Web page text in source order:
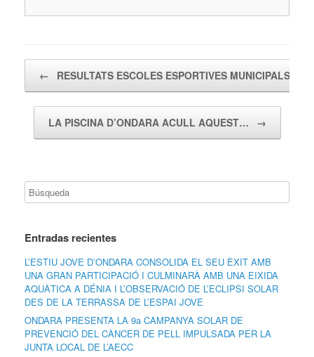
← RESULTATS ESCOLES ESPORTIVES MUNICIPALS
LA PISCINA D’ONDARA ACULL AQUEST… →
Entradas recientes
L’ESTIU JOVE D’ONDARA CONSOLIDA EL SEU ÈXIT AMB
UNA GRAN PARTICIPACIÓ I CULMINARÀ AMB UNA EIXIDA
AQUÀTICA A DÉNIA I L’OBSERVACIÓ DE L’ECLIPSI SOLAR
DES DE LA TERRASSA DE L’ESPAI JOVE
ONDARA PRESENTA LA 9a CAMPANYA SOLAR DE
PREVENCIÓ DEL CÀNCER DE PELL IMPULSADA PER LA
JUNTA LOCAL DE L’AECC